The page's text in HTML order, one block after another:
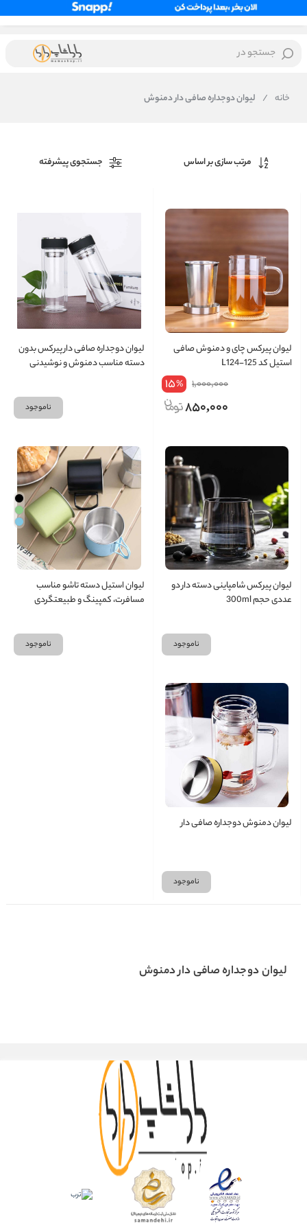
جستجو در
خانه / لیوان دوجداره صافی دار دمنوش
مرتب سازی بر اساس جستجوی پیشرفته
لیوان پیرکس چای و دمنوش صافی
استیل کد L124-125
1,000,000
15%
850,000
لیوان دوجداره صافی دار پیرکس بدون
دسته مناسب دمنوش و نوشیدنی
ناموجود
لیوان پیرکس شامپاینی دسته دار دو
عددی حجم 300ml
ناموجود
لیوان استیل دسته تاشو مناسب
مسافرت، کمپینگ و طبیعتگردی
ناموجود
لیوان دمنوش دوجداره صافی دار
ناموجود
لیوان دوجداره صافی دار دمنوش